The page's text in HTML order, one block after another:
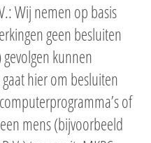
Wij nemen op basis
geen besluiten
kunnen
hier om besluiten
of
mens (bijvoorbeeld